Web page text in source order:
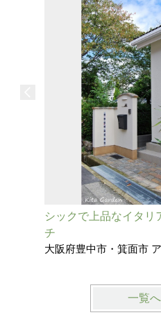
シックで上品なイタリ
チ
大阪府豊中市・箕面市
一覧